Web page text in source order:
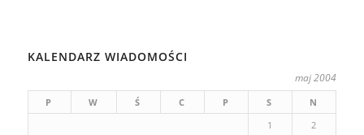
KALENDARZ WIADOMOŚCI
maj 2004
P W Ś C P S
N
1
2